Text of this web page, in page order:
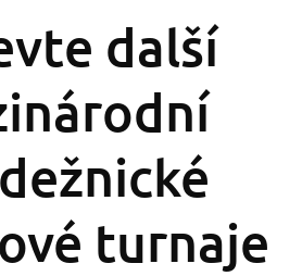
další
turnaje